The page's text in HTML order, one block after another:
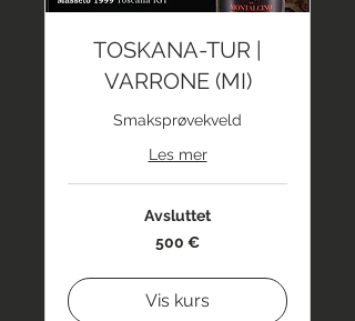
TOSKANA-TUR |
VARRONE (MI)
Smaksprøvekveld
Les mer
Avsluttet
500 €
Vis kurs